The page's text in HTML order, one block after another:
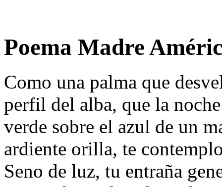
Poema Madre
Como una palma que
perfil del alba, que la
verde sobre el azul de un
ardiente orilla, te
Seno de luz, tu entraña